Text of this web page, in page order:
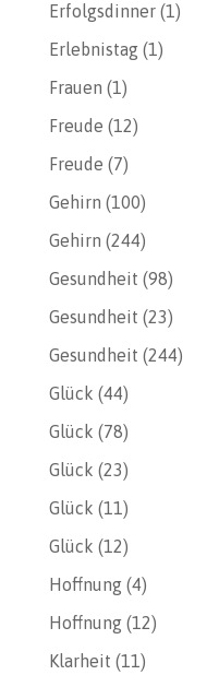
Erfolgsdinner(1)
Erlebnistag(1)
Frauen (1)
Freude (12)
Freude (7)
Gehirn (100)
Gehirn (244)
Gesundheit (98)
Gesundheit (23)
Gesundheit (244)
Glück (44)
Glück (78)
Glück (23)
Glück (11)
Glück (12)
Hoffnung(4)
Hoffnung(12)
Klarheit (11)